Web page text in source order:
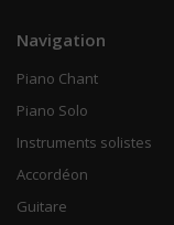
Navigation
Piano Chant
Piano Solo
Instruments solistes
Accordéon
Guitare